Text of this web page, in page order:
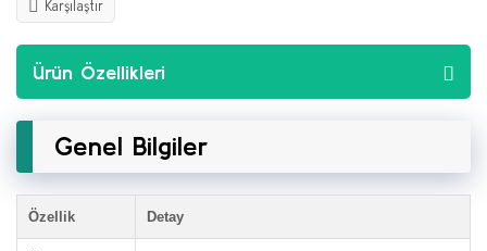
Karşılaştır
Ürün Özellikleri
Genel Bilgiler
Özellik Detay